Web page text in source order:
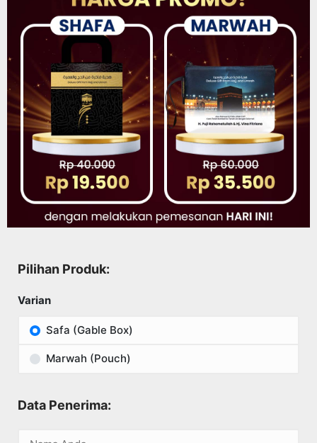
Pilihan Produk:
Varian
Safa (Gable Box)
Marwah (Pouch)
Data Penerima: